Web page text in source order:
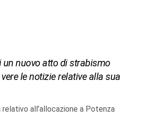
un nuovo atto di strabismo
le notizie relative alla sua
all’allocazione a Potenza